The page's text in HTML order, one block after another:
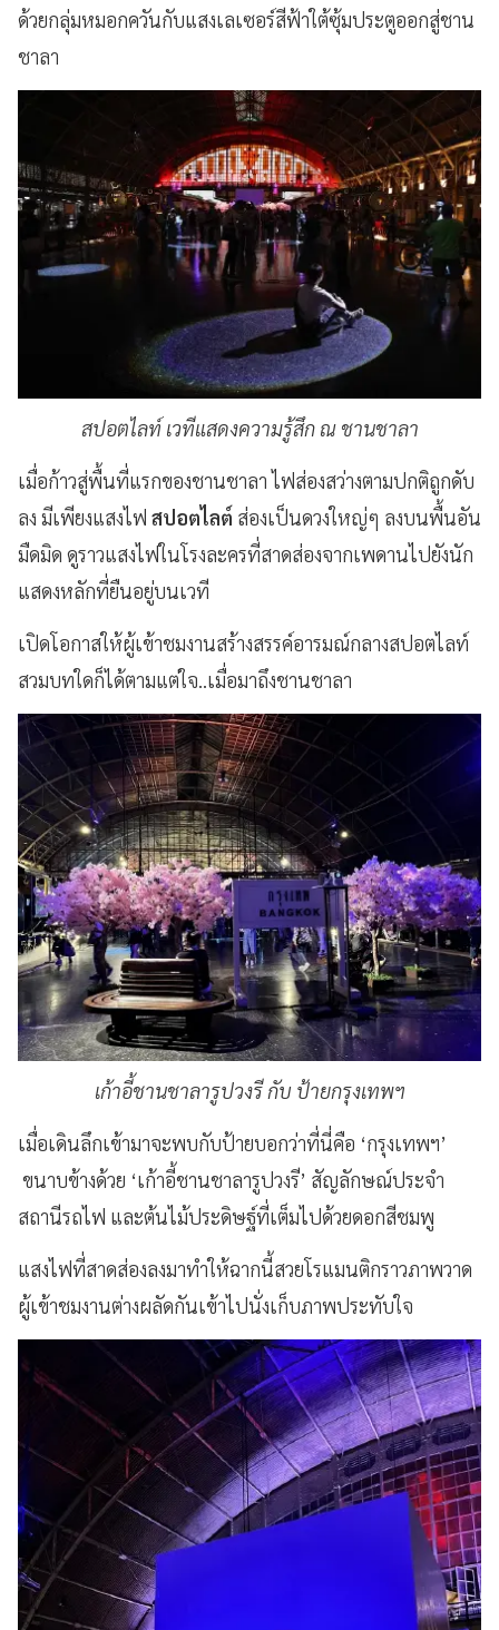
ด้วยกลุ่มหมอกควันกับแสงเลเซอร์สีฟ้าใต้ซุ้มประตูออกสู่ชาน
ชาลา
สปอตไลท์ เวทีแสดงความรู้สึก ณ ชานชาลา
เมื่อก้าวสู่พื้นที่แรกของชานชาลา ไฟส่องสว่างตามปกติถูกดับ
ลง มีเพียงแสงไฟ สปอตไลต์ ส่องเป็นดวงใหญ่ๆ ลงบนพื้นอัน
มืดมิด ดูราวแสงไฟในโรงละครที่สาดส่องจากเพดานไปยังนัก
แสดงหลักที่ยืนอยู่บนเวที
เปิดโอกาสให้ผู้เข้าชมงานสร้างสรรค์อารมณ์กลางสปอตไลท์
สวมบทใดก็ได้ตามแต่ใจ..เมื่อมาถึงชานชาลา
เก้าอี้ชานชาลารูปวงรี กับ ป้ายกรุงเทพฯ
เมื่อเดินลึกเข้ามาจะพบกับป้ายบอกว่าที่นี่คือ ‘กรุงเทพฯ’
ขนาบข้างด้วย ‘เก้าอี้ชานชาลารูปวงรี’ สัญลักษณ์ประจำ
สถานีรถไฟ และต้นไม้ประดิษฐ์ที่เต็มไปด้วยดอกสีชมพู
แสงไฟที่สาดส่องลงมาทำให้ฉากนี้สวยโรแมนติกราวภาพวาด
ผู้เข้าชมงานต่างผลัดกันเข้าไปนั่งเก็บภาพประทับใจ